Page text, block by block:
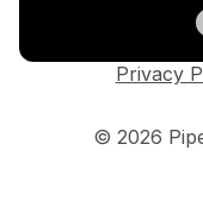
© 2026
Privacy